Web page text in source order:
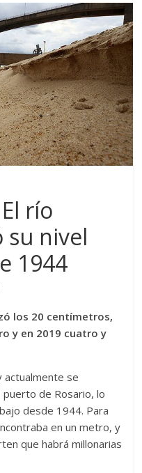
río
su nivel
1944
los 20 centímetros,
y en 2019 cuatro y
actualmente se
de Rosario, lo
desde 1944. Para
en un metro, y
que habrá millonarias